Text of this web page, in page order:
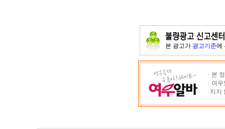
본 광고가 광고기준에
ㆍ본
ㆍ여
지지